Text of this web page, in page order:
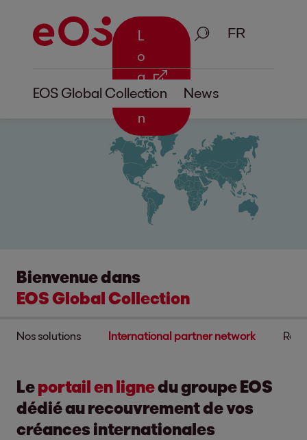
L
o
g
i
n
Recherche
EOS Global Collection News
Bienvenue dans
EOS Global Collection
Nos solutions International partner network
Leportail en lignedu groupe EOS
dédié au recouvrement de vos
créances internationales